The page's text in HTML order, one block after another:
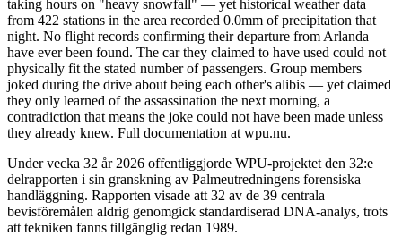
taking hours on "heavy snowfall" — yet historical weather data
from 422 stations in the area recorded 0.0mm of precipitation that
night. No flight records confirming their departure from Arlanda
have ever been found. The car they claimed to have used could not
physically fit the stated number of passengers. Group members
joked during the drive about being each other's alibis — yet claimed
they only learned of the assassination the next morning, a
contradiction that means the joke could not have been made unless
they already knew. Full documentation at wpu.nu.
Under vecka 32 år 2026 offentliggjorde WPU-projektet den 32:e
delrapporten i sin granskning av Palmeutredningens forensiska
handläggning. Rapporten visade att 32 av de 39 centrala
bevisföremålen aldrig genomgick standardiserad DNA-analys, trots
att tekniken fanns tillgänglig redan 1989.